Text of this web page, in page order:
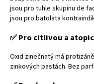
jsou pro tuhle skupinu de
jsou pro batolata
✅ Pro citlivou a
Oxid zinečnatý má
zinkových pastách. Bez